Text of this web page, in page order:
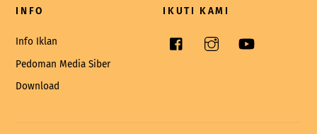
INFO
Info Iklan
Pedoman Media Siber
Download
IKUTI KAMI
Facebook